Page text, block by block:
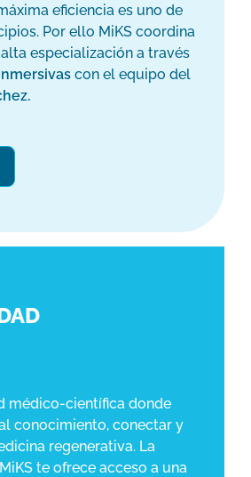
eficiencia es uno de
Por ello MiKS coordina
especialización a través
con el equipo del
médico-científica donde
conocimiento, conectar y
regenerativa. La
te ofrece acceso a una